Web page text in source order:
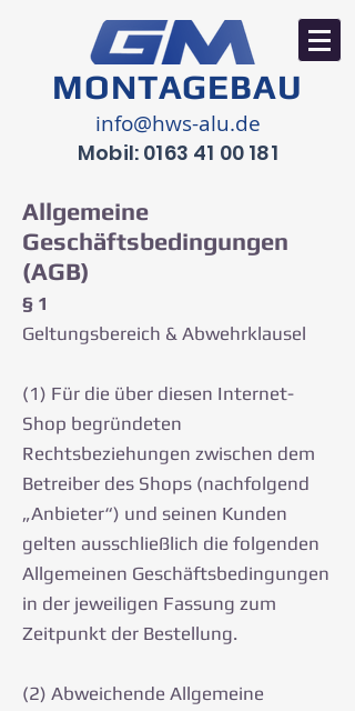
M O N T A G E B A U
info@hws-alu.de
Mobil: 0163 41 00 181
Allgemeine
Geschäftsbedingungen
(AGB)
§ 1
Geltungsbereich & Abwehrklausel
(1) Für die über diesen Internet-
Shop begründeten
Rechtsbeziehungen zwischen dem
Betreiber des Shops (nachfolgend
„Anbieter“) und seinen Kunden
gelten ausschließlich die folgenden
Allgemeinen Geschäftsbedingungen
in der jeweiligen Fassung zum
Zeitpunkt der Bestellung.
(2) Abweichende Allgemeine